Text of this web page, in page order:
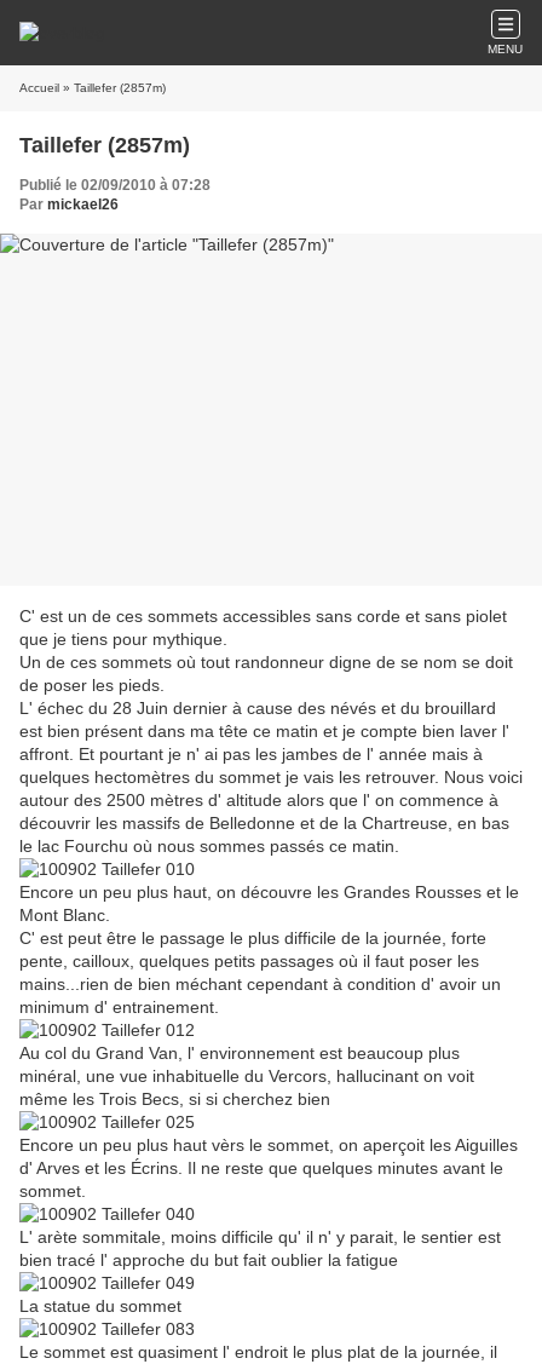
MENU
Accueil » Taillefer (2857m)
Taillefer (2857m)
Publié le 02/09/2010 à 07:28
Par mickael26
C' est un de ces sommets accessibles sans corde et sans piolet
que je tiens pour mythique.
Un de ces sommets où tout randonneur digne de se nom se doit
de poser les pieds.
L' échec du 28 Juin dernier à cause des névés et du brouillard
est bien présent dans ma tête ce matin et je compte bien laver l'
affront. Et pourtant je n' ai pas les jambes de l' année mais à
quelques hectomètres du sommet je vais les retrouver. Nous voici
autour des 2500 mètres d' altitude alors que l' on commence à
découvrir les massifs de Belledonne et de la Chartreuse, en bas
le lac Fourchu où nous sommes passés ce matin.
Encore un peu plus haut, on découvre les Grandes Rousses et le
Mont Blanc.
C' est peut être le passage le plus difficile de la journée, forte
pente, cailloux, quelques petits passages où il faut poser les
mains...rien de bien méchant cependant à condition d' avoir un
minimum d' entrainement.
Au col du Grand Van, l' environnement est beaucoup plus
minéral, une vue inhabituelle du Vercors, hallucinant on voit
même les Trois Becs, si si cherchez bien
Encore un peu plus haut vèrs le sommet, on aperçoit les Aiguilles
d' Arves et les Écrins. Il ne reste que quelques minutes avant le
sommet.
L' arète sommitale, moins difficile qu' il n' y parait, le sentier est
bien tracé l' approche du but fait oublier la fatigue
La statue du sommet
Le sommet est quasiment l' endroit le plus plat de la journée, il